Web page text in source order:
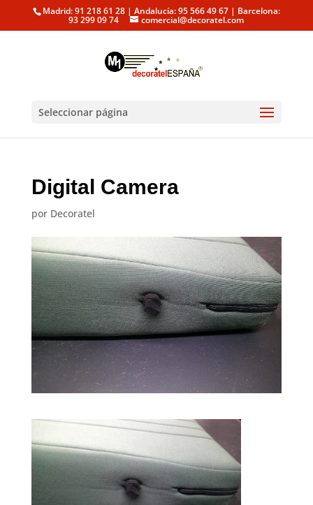
Madrid: 91 218 61 28 | Andalucía: 95 566 49 67 | Barcelona:
93 299 09 74 comercial@decoratel.com
Seleccionar página
Digital Camera
por Decoratel